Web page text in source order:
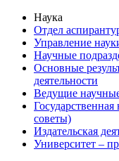
Наука
Отдел
Управление
Научные
Основные
деятельности
Ведущие
советы)
Издательская
Университет –